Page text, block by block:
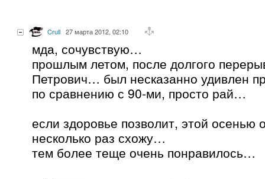
Crull 27 марта 2012, 02:10
мда, сочувствую…
прошлым летом, после долгого
Петрович… был несказанно удивлен
по сравнению с 90-ми, просто рай…
если здоровье позволит, этой осенью
несколько раз схожу…
тем более теще очень понравилось…